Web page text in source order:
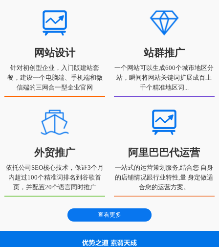
网站设计
针对初创型企业，入门版建站套
餐，建设一个电脑端、手机端和微
信端的三网合一型企业官网
站群推广
一个网站可以生成600个城市地区分
站，瞬间将网站关键词扩展成百上
千个精准地区词...
外贸推广
依托公司SEO核心技术，保证3个月
内超过100个精准词排名到谷歌首
页，并配置20个语言同时推广
阿里巴巴代运营
一站式的运营策划服务,结合您 自身
的店铺情况跟行业特性,量 身定做适
合您的运营方案。
查看更多